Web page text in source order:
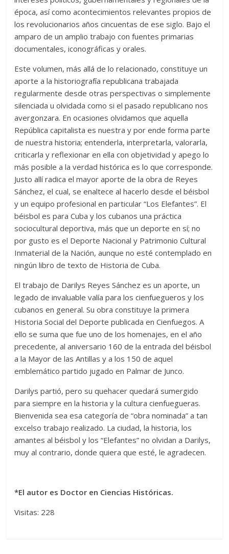
época, así como acontecimientos relevantes propios de
los revolucionarios años cincuentas de ese siglo. Bajo el
amparo de un amplio trabajo con fuentes primarias
documentales, iconográficas y orales.
Este volumen, más allá de lo relacionado, constituye un
aporte a la historiografía republicana trabajada
regularmente desde otras perspectivas o simplemente
silenciada u olvidada como si el pasado republicano nos
avergonzara. En ocasiones olvidamos que aquella
República capitalista es nuestra y por ende forma parte
de nuestra historia; entenderla, interpretarla, valorarla,
criticarla y reflexionar en ella con objetividad y apego lo
más posible a la verdad histórica es lo que corresponde.
Justo allí radica el mayor aporte de la obra de Reyes
Sánchez, el cual, se enaltece al hacerlo desde el béisbol
y un equipo profesional en particular “Los Elefantes”. El
béisbol es para Cuba y los cubanos una práctica
sociocultural deportiva, más que un deporte en sí; no
por gusto es el Deporte Nacional y Patrimonio Cultural
Inmaterial de la Nación, aunque no esté contemplado en
ningún libro de texto de Historia de Cuba.
El trabajo de Darilys Reyes Sánchez es un aporte, un
legado de invaluable valía para los cienfuegueros y los
cubanos en general. Su obra constituye la primera
Historia Social del Deporte publicada en Cienfuegos. A
ello se suma que fue uno de los homenajes, en el año
precedente, al aniversario 160 de la entrada del béisbol
a la Mayor de las Antillas y a los 150 de aquel
emblemático partido jugado en Palmar de Junco.
Darilys partió, pero su quehacer quedará sumergido
para siempre en la historia y la cultura cienfuegueras.
Bienvenida sea esa categoría de “obra nominada” a tan
excelso trabajo realizado. La ciudad, la historia, los
amantes al béisbol y los “Elefantes” no olvidan a Darilys,
muy al contrario, donde quiera que esté, le agradecen.
*El autor es Doctor en Ciencias Históricas.
Visitas: 228